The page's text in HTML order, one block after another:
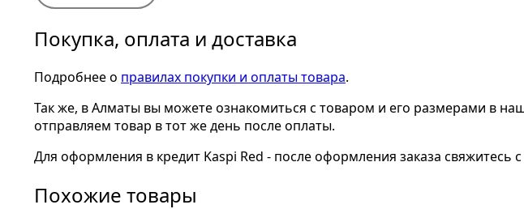
Покупка, оплата и доставка
Подробнее о правилах покупки и оплаты товара.
Так же, в Алматы вы можете ознакомиться с товаром и его размерами в
отправляем товар в тот же день после оплаты.
Для оформления в кредит Kaspi Red - после оформления заказа свяжитесь
Похожие товары